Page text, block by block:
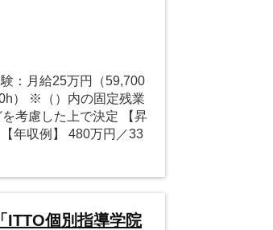
：月給25万円（59,700
） ※（）内の固定残業
考慮した上で決定 【昇
年収例】 480万円／33
ITTO個別指導学院